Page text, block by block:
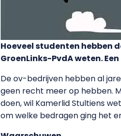
Hoeveel studenten hebben
GroenLinks-PvdA weten.
De ov-bedrijven hebben al
geen recht meer op hebben.
doen, wil Kamerlid Stultiens
om welke bedragen ging het